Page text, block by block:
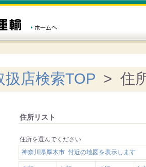
扱店検索TOP > 住
住所リスト
住所を選んでください
神奈川県厚木市 付近の地図を表示します